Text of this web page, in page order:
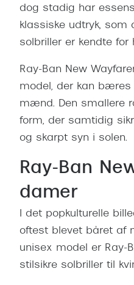
Persol
Giorgio Armani
Tiffany & Co.
dog stadig har
klassiske udtryk, som
solbriller er kendte for
Ray-Ban New
model, der kan bæres
mænd. Den smallere
form, der samtidig
og skarpt syn i solen.
Ray-Ban
damer
I det popkulturelle
oftest blevet båret af
unisex model er Ray-
stilsikre solbriller til